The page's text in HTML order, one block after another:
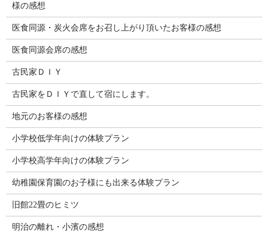
様の感想
医食同源・炭火会席をお召し上がり頂いたお客様の感想
医食同源会席の感想
古民家ＤＩＹ
古民家をＤＩＹで直して宿にします。
地元のお客様の感想
小学校低学年向けの体験プラン
小学校高学年向けの体験プラン
幼稚園保育園のお子様にも出来る体験プラン
旧館22畳のヒミツ
明治の離れ・小濱の感想